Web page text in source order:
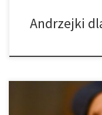
Andrzejki